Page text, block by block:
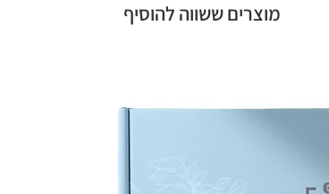
מוצרים ששווה להוסיף